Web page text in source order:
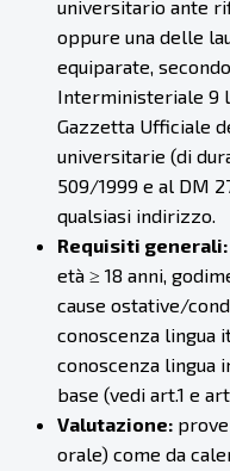
universitario ante
oppure una delle
equiparate,
Interministeriale 9
Gazzetta Ufficiale
universitarie (di
509/1999 e al DM
qualsiasi indirizzo.
Requisiti generali:
età ≥ 18 anni,
cause ostative/
conoscenza lingua
conoscenza lingua
base (vedi art.1 e
Valutazione:
orale) come da